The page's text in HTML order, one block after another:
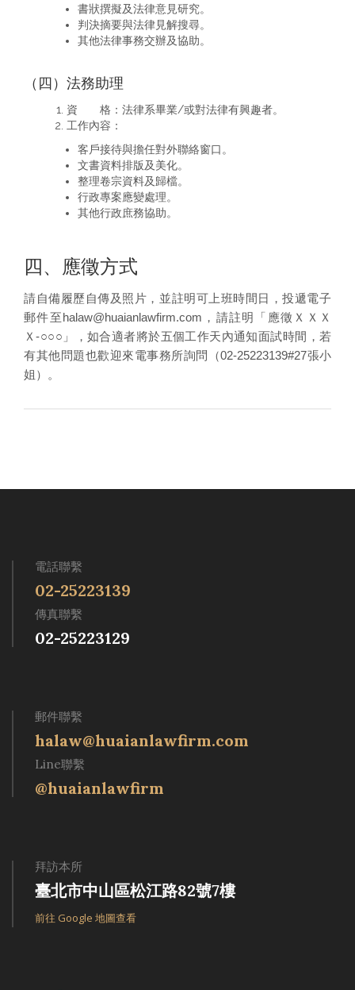
書狀撰擬及法律意見研究。
判決摘要與法律見解搜尋。
其他法律事務交辦及協助。
（四）法務助理
資 格：法律系畢業/或對法律有興趣者。
工作內容：
客戶接待與擔任對外聯絡窗口。
文書資料排版及美化。
整理卷宗資料及歸檔。
行政專案應變處理。
其他行政庶務協助。
四、應徵方式
請自備履歷自傳及照片，並註明可上班時間日，投遞電子
郵件至halaw@huaianlawfirm.com ，請註明「應徵ＸＸＸ
Ｘ-○○○」，如合適者將於五個工作天內通知面試時間，若
有其他問題也歡迎來電事務所詢問（02-25223139#27張小
姐）。
電話聯繫
02-25223139
傳真聯繫
02-25223129
郵件聯繫
halaw@huaianlawfirm.com
Line聯繫
@huaianlawfirm
拜訪本所
臺北市中山區松江路82號7樓
前往 Google 地圖查看